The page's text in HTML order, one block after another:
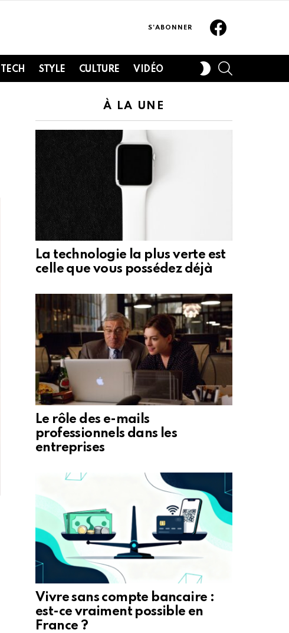
S'ABONNER
STYLE CULTURE VIDÉO
SWITCH
SKIN
À LA UNE
La technologie la plus verte est
celle que vous possédez déjà
Le rôle des e-mails
professionnels dans les
entreprises
Vivre sans compte bancaire :
est-ce vraiment possible en
France ?